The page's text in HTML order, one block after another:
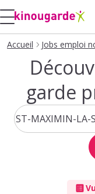
Accueil Jobs emploi
garde